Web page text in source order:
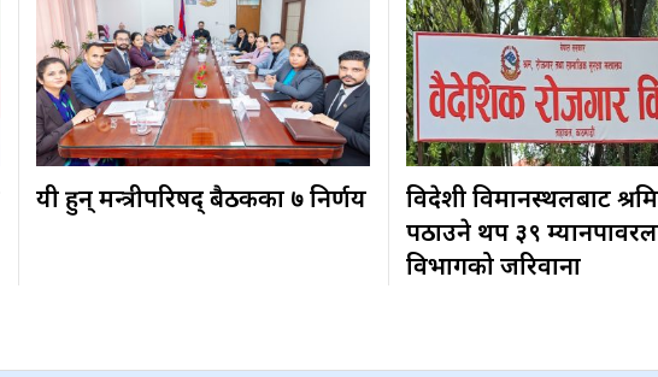
यी हुन् मन्त्रीपरिषद् बैठकका ७ निर्णय
विदेशी विमानस्थलबाट
पठाउने थप ३९
विभागको जरिवाना